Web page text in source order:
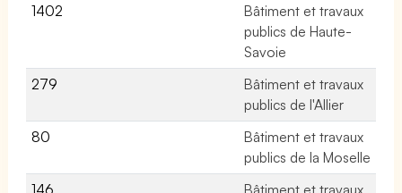
1402
Bâtiment et travaux
publics de Haute-
Savoie
279
Bâtiment et travaux
publics de l'Allier
80
Bâtiment et travaux
publics de la Moselle
146
Bâtiment et travaux